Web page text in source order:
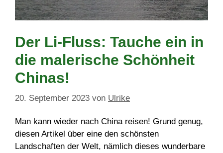
Der Li-Fluss: Tauche ein in
die malerische Schönheit
Chinas!
20. September 2023 von Ulrike
Man kann wieder nach China reisen! Grund genug,
diesen Artikel über eine den schönsten
Landschaften der Welt, nämlich dieses wunderbare